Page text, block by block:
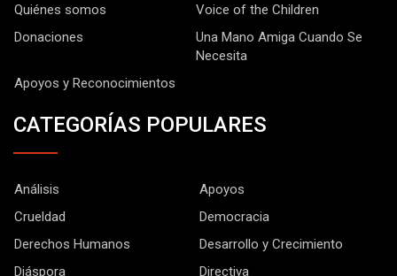
Quiénes somos
Voice of the Children
Donaciones
Una Mano Amiga Cuando Se
Necesita
Apoyos y Reconocimientos
CATEGORÍAS POPULARES
Análisis
Apoyos
Crueldad
Democracia
Derechos Humanos
Desarrollo y Crecimiento
Diáspora
Directiva